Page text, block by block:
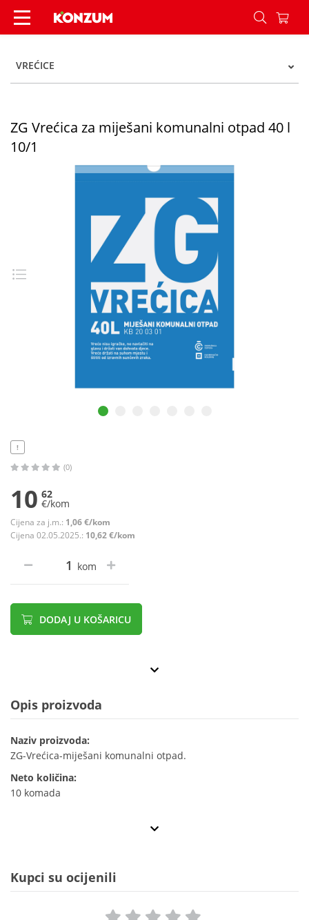
ZG Vrećica za miješani komunalni otpad 40 l 10/
VREĆICE
ZG Vrećica za miješani komunalni otpad 40 l
10/1
!
(0)
10 62
€/kom
Cijena za j.m.: 1,06 €/kom
Cijena 02.05.2025.: 10,62 €/kom
kom
DODAJ U KOŠARICU
Opis proizvoda
Naziv proizvoda:
ZG-Vrećica-miješani komunalni otpad.
Neto količina:
10 komada
Kupci su ocijenili